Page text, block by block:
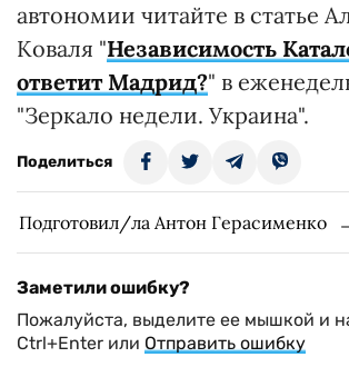
автономии читайте в статье
Коваля "Независимость
ответит Мадрид?" в
"Зеркало недели. Украина".
Поделиться
Подготовил/ла Антон Герасименко
Заметили ошибку?
Пожалуйста, выделите ее мышкой и
Ctrl+Enter или Отправить ошибку